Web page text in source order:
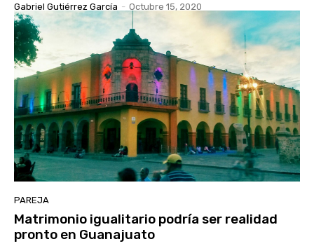
Gabriel Gutiérrez García - Octubre 15, 2020
PAREJA
Matrimonio igualitario podría ser realidad
pronto en Guanajuato